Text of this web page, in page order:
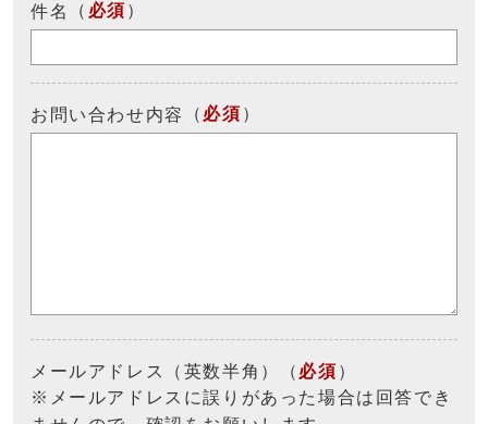
件名 （ 必須 ）
お問い合わせ内容 （ 必須 ）
メールアドレス（英数半角）（ 必須 ）
※メールアドレスに誤りがあった場合は回答でき